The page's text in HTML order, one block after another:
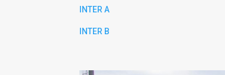
INTER A
INTER B